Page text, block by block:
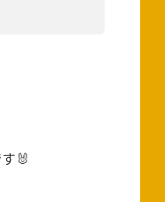
🐰